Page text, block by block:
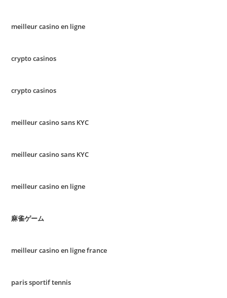
meilleur casino en ligne
crypto casinos
crypto casinos
meilleur casino sans KYC
meilleur casino sans KYC
meilleur casino en ligne
麻雀ゲーム
meilleur casino en ligne france
paris sportif tennis